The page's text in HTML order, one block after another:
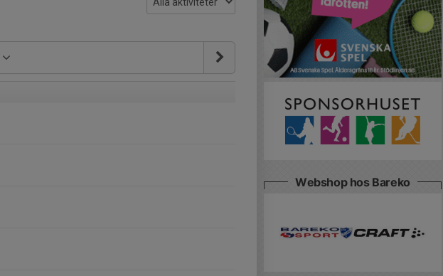
Webshop hos Bareko